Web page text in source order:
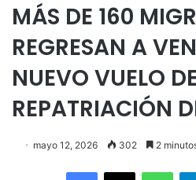
MÁS DE 160
REGRESAN A
NUEVO VUELO
REPATRIACIÓN
mayo 12, 2026 302 2
Facebook
X